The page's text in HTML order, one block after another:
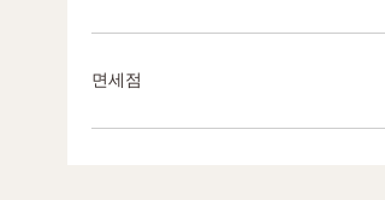
면세점